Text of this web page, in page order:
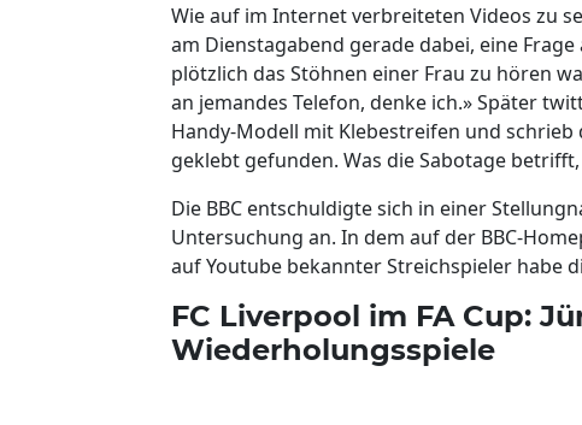
Wie auf im Internet verbreiteten Videos zu
am Dienstagabend gerade dabei, eine
plötzlich das Stöhnen einer Frau zu hören
an jemandes Telefon, denke ich.» Später
Handy-Modell mit Klebestreifen und
geklebt gefunden. Was die Sabotage
Die BBC entschuldigte sich in einer
Untersuchung an. In dem auf der BBC-
auf Youtube bekannter Streichspieler habe
FC Liverpool im FA Cup:
Wiederholungsspiele